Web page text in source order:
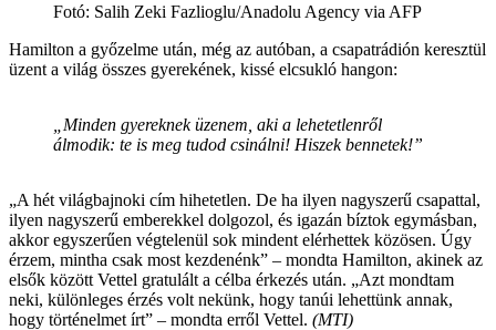
Fotó: Salih Zeki Fazlioglu/Anadolu Agency via AFP
Hamilton a győzelme után, még az autóban, a csapatrádión keresztül
üzent a világ összes gyerekének, kissé elcsukló hangon:
„Minden gyereknek üzenem, aki a lehetetlenről
álmodik: te is meg tudod csinálni! Hiszek bennetek!”
„A hét világbajnoki cím hihetetlen. De ha ilyen nagyszerű csapattal,
ilyen nagyszerű emberekkel dolgozol, és igazán bíztok egymásban,
akkor egyszerűen végtelenül sok mindent elérhettek közösen. Úgy
érzem, mintha csak most kezdenénk” – mondta Hamilton, akinek az
elsők között Vettel gratulált a célba érkezés után. „Azt mondtam
neki, különleges érzés volt nekünk, hogy tanúi lehettünk annak,
hogy történelmet írt” – mondta erről Vettel. (MTI)